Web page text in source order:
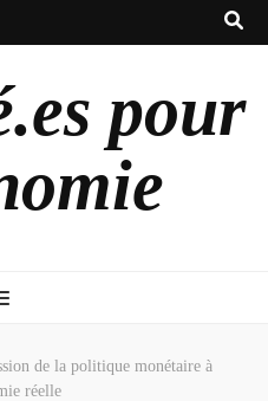
pour
de la politique monétaire à
réelle